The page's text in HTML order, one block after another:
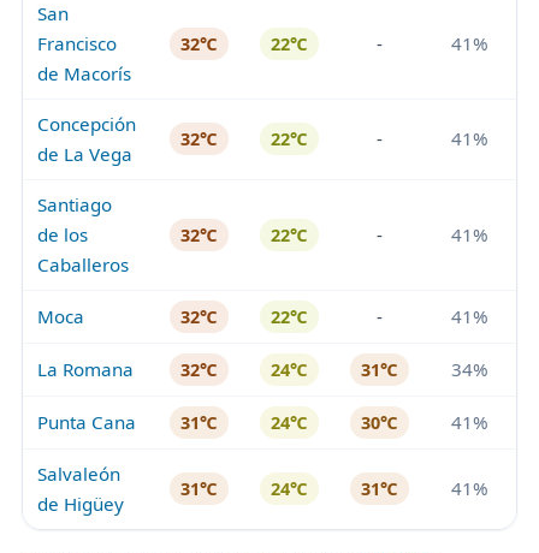
San
Francisco
de Macorís
32℃ 22℃ - 41%
Concepción
de La Vega
32℃ 22℃ - 41%
Santiago
de los
Caballeros
32℃ 22℃ - 41%
Moca 32℃ 22℃ - 41%
La Romana 32℃ 24℃ 31℃ 34%
Punta Cana 31℃ 24℃ 30℃ 41%
Salvaleón
de Higüey
31℃ 24℃ 31℃ 41%